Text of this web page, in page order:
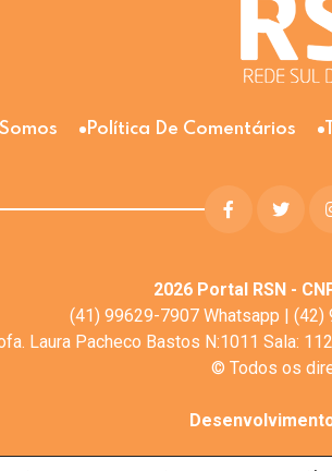
Política De Comentários
2026Portal RSN -
(41) 99629-7907 Whatsapp |
Laura Pacheco Bastos N:1011 Sala:
© Todos os